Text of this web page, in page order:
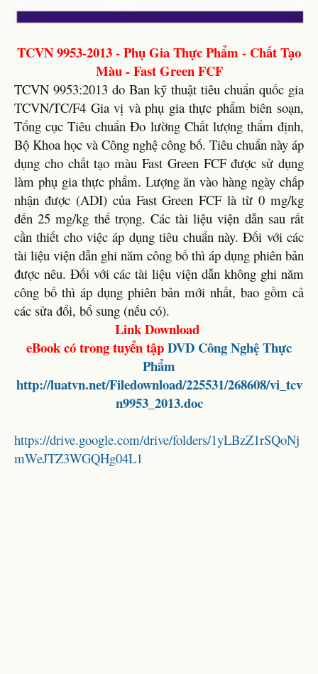
TCVN 9953-2013 - Phụ Gia Thực Phẩm - Chất Tạo
Màu - Fast Green FCF
TCVN 9953:2013 do Ban kỹ thuật tiêu chuẩn quốc gia
TCVN/TC/F4 Gia vị và phụ gia thực phẩm biên soạn,
Tổng cục Tiêu chuẩn Đo lường Chất lượng thẩm định,
Bộ Khoa học và Công nghệ công bố. Tiêu chuẩn này áp
dụng cho chất tạo màu Fast Green FCF được sử dụng
làm phụ gia thực phẩm. Lượng ăn vào hàng ngày chấp
nhận được (ADI) của Fast Green FCF là từ 0 mg/kg
đến 25 mg/kg thể trọng. Các tài liệu viện dẫn sau rất
cần thiết cho việc áp dụng tiêu chuẩn này. Đối với các
tài liệu viện dẫn ghi năm công bố thì áp dụng phiên bản
được nêu. Đối với các tài liệu viện dẫn không ghi năm
công bố thì áp dụng phiên bản mới nhất, bao gồm cả
các sửa đổi, bổ sung (nếu có).
Link Download
eBook có trong tuyển tậpDVD Công NghệThực
Phẩm
http://luatvn.net/Filedownload/225531/268608/vi_tcv
n9953_2013.doc
https://drive.google.com/drive/folders/1yLBzZ1rSQoNj
mWeJTZ3WGQHg04L1